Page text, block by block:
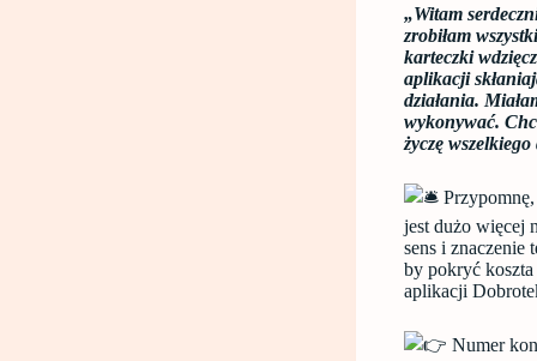
„Witam
zrobiłam
karteczki
aplikacji
działania.
wykonywać.
życzę
jest dużo więcej
sens i znaczenie
by pokryć
aplikacji
Numer